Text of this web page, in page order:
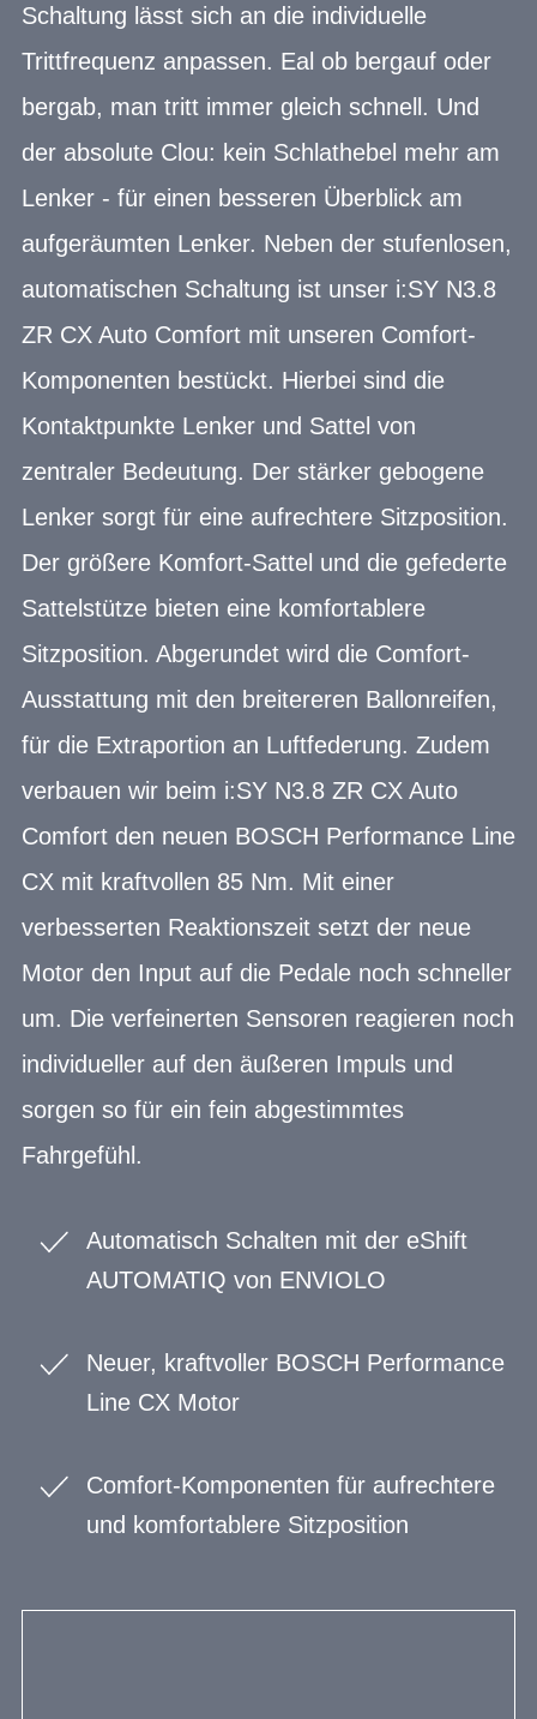
Schaltung lässt sich an die individuelle
Trittfrequenz anpassen. Eal ob bergauf oder
bergab, man tritt immer gleich schnell. Und
der absolute Clou: kein Schlathebel mehr am
Lenker - für einen besseren Überblick am
aufgeräumten Lenker. Neben der stufenlosen,
automatischen Schaltung ist unser i:SY N3.8
ZR CX Auto Comfort mit unseren Comfort-
Komponenten bestückt. Hierbei sind die
Kontaktpunkte Lenker und Sattel von
zentraler Bedeutung. Der stärker gebogene
Lenker sorgt für eine aufrechtere Sitzposition.
Der größere Komfort-Sattel und die gefederte
Sattelstütze bieten eine komfortablere
Sitzposition. Abgerundet wird die Comfort-
Ausstattung mit den breitereren Ballonreifen,
für die Extraportion an Luftfederung. Zudem
verbauen wir beim i:SY N3.8 ZR CX Auto
Comfort den neuen BOSCH Performance Line
CX mit kraftvollen 85 Nm. Mit einer
verbesserten Reaktionszeit setzt der neue
Motor den Input auf die Pedale noch schneller
um. Die verfeinerten Sensoren reagieren noch
individueller auf den äußeren Impuls und
sorgen so für ein fein abgestimmtes
Fahrgefühl.
Automatisch Schalten mit der eShift
AUTOMATIQ von ENVIOLO
Neuer, kraftvoller BOSCH Performance
Line CX Motor
Comfort-Komponenten für aufrechtere
und komfortablere Sitzposition